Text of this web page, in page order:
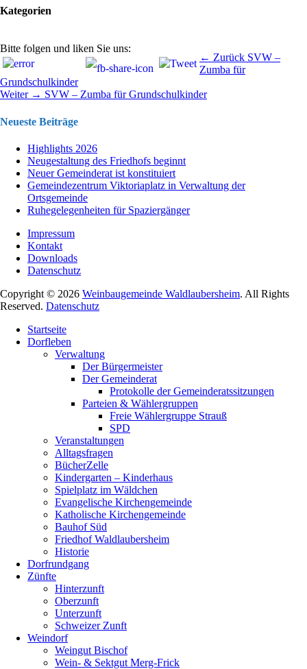
Kategorien
Bitte folgen und liken Sie uns:
Beitragsnavigation ← Zurück SVW –
Zumba für
Grundschulkinder
Weiter → Nächster
SVW – Zumba für Grundschulkinder
Neueste Beiträge
Highlights 2026
Neugestaltung des Friedhofs beginnt
Neuer Gemeinderat ist konstituiert
Gemeindezentrum Viktoriaplatz in Verwaltung der
Ortsgemeinde
Ruhegelegenheiten für Spaziergänger
Impressum
Kontakt
Downloads
Datenschutz
Copyright © 2026 Weinbaugemeinde Waldlaubersheim. All Rights
Reserved. Datenschutz
oben
scrollen
Startseite
Dorfleben
Verwaltung
Der Bürgermeister
Der Gemeinderat
Protokolle der Gemeinderatssitzungen
Parteien & Wählergruppen
Freie Wählergruppe Strauß
SPD
Veranstaltungen
Alltagsfragen
BücherZelle
Kindergarten – Kinderhaus
Spielplatz im Wäldchen
Evangelische Kirchengemeinde
Katholische Kirchengemeinde
Bauhof Süd
Friedhof Waldlaubersheim
Historie
Dorfrundgang
Zünfte
Hinterzunft
Oberzunft
Unterzunft
Schweizer Zunft
Weindorf
Weingut Bischof
Wein- & Sektgut Merg-Frick